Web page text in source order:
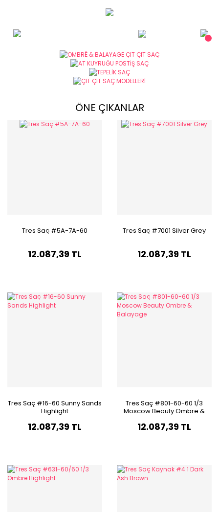
ÖNE ÇIKANLAR
Tres Saç #5A-7A-60
12.087,39 TL
Tres Saç #7001 Silver Grey
12.087,39 TL
Tres Saç #16-60 Sunny Sands
Highlight
12.087,39 TL
Tres Saç #801-60-60 1/3
Moscow Beauty Ombre &
12.087,39 TL